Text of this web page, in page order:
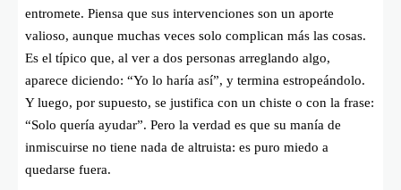
entromete. Piensa que sus intervenciones son un aporte
valioso, aunque muchas veces solo complican más las cosas.
Es el típico que, al ver a dos personas arreglando algo,
aparece diciendo: “Yo lo haría así”, y termina estropeándolo.
Y luego, por supuesto, se justifica con un chiste o con la frase:
“Solo quería ayudar”. Pero la verdad es que su manía de
inmiscuirse no tiene nada de altruista: es puro miedo a
quedarse fuera.